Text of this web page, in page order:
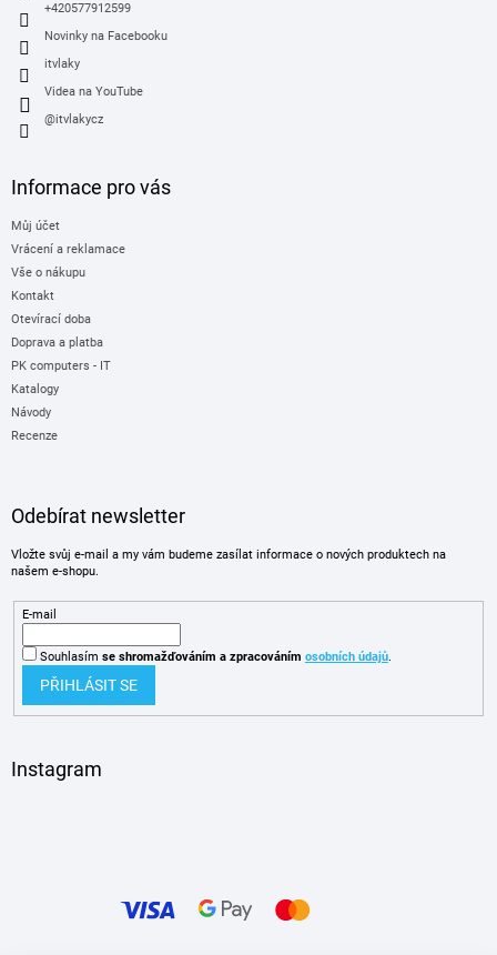
+420577912599
Novinky na Facebooku
itvlaky
Videa na YouTube
@itvlakycz
Informace pro vás
Můj účet
Vrácení a reklamace
Vše o nákupu
Kontakt
Otevírací doba
Doprava a platba
PK computers - IT
Katalogy
Návody
Recenze
Odebírat newsletter
Vložte svůj e-mail a my vám budeme zasílat informace o nových produktech na
našem e-shopu.
E-mail
Souhlasím se shromažďováním a zpracováním osobních údajů.
PŘIHLÁSIT SE
Instagram